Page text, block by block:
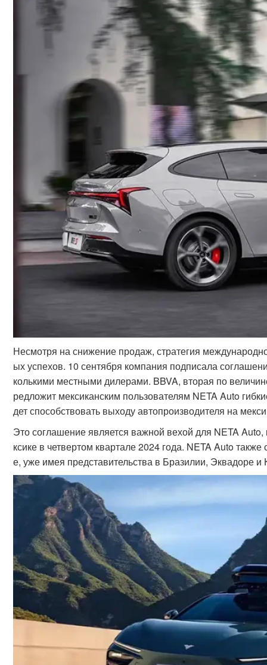
Несмотря на снижение продаж, стратегия
ых успехов. 10 сентября компания подписала
колькими местными дилерами. BBVA, вторая по
редложит мексиканским пользователям NETA Auto
дет способствовать выходу автопроизводителя на
Это соглашение является важной вехой для NETA
ксике в четвертом квартале 2024 года. NETA Auto
е, уже имея представительства в Бразилии, Эквадоре и